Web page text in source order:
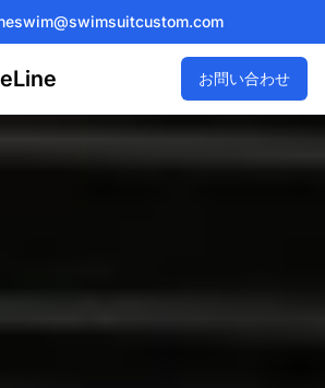
お問い合わせ